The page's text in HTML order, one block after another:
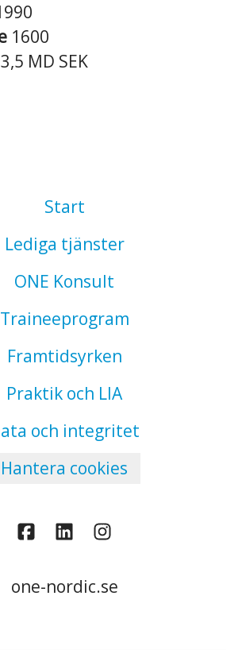
1600
3,5 MD SEK
Start
Lediga tjänster
ONE Konsult
Traineeprogram
Framtidsyrken
Praktik och LIA
och integritet
Hantera cookies
one-nordic.se